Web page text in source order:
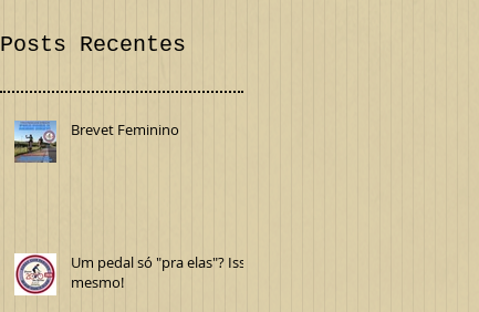
Posts Recentes
Brevet Feminino
Um pedal só "pra elas"? Isso
mesmo!